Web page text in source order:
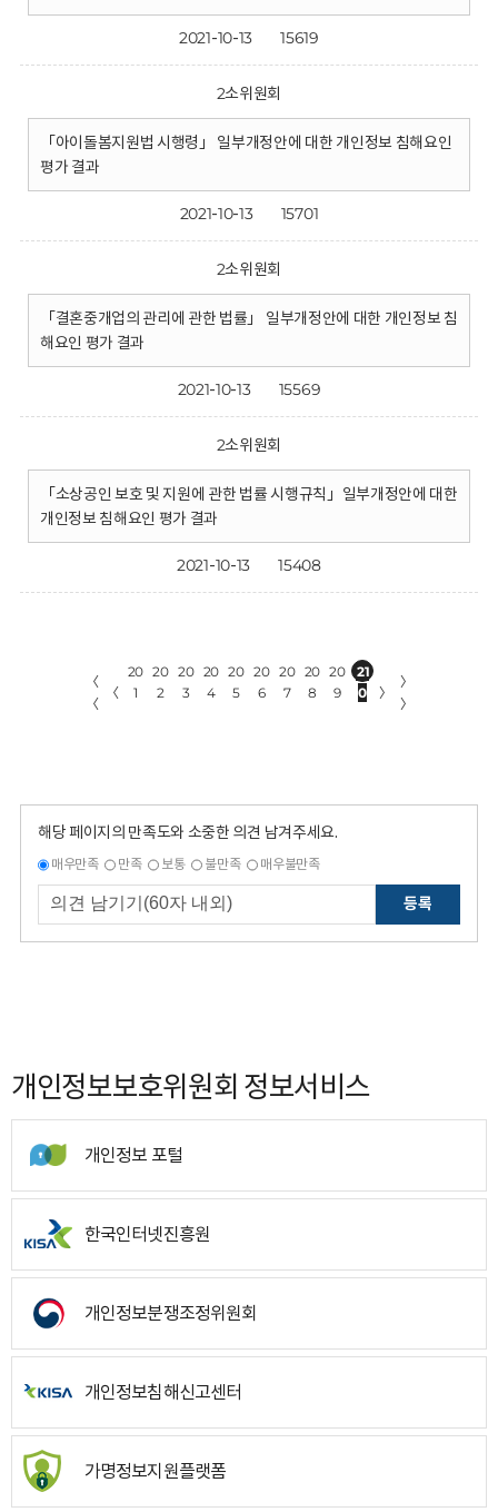
2021-10-13 15619
2소위원회
「아이돌봄지원법 시행령」 일부개정안에 대한 개인정보 침해요인
평가 결과
2021-10-13 15701
2소위원회
「결혼중개업의 관리에 관한 법률」 일부개정안에 대한 개인정보 침
해요인 평가 결과
2021-10-13 15569
2소위원회
「소상공인 보호 및 지원에 관한 법률 시행규칙」일부개정안에 대한
개인정보 침해요인 평가 결과
2021-10-13 15408
〈
〈
〈
20
1
20
2
20
3
20
4
20
5
20
6
20
7
20
8
20
9
21
0
〉
〉
〉
해당 페이지의 만족도와 소중한 의견 남겨주세요.
매우만족 만족 보통 불만족 매우불만족
등록
개인정보보호위원회 정보서비스
개인정보 포털
한국인터넷진흥원
개인정보분쟁조정위원회
개인정보침해신고센터
가명정보지원플랫폼